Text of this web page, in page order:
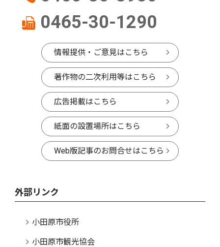
0465-30-1290
情報提供・ご意見はこちら
著作物の二次利用等はこちら
広告掲載はこちら
紙面の設置場所はこちら
Web版記事のお問合せはこちら
外部リンク
小田原市役所
小田原市観光協会